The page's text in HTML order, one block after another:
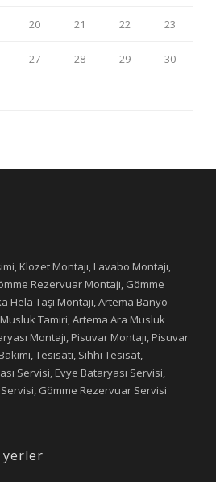
20 21 22 23
27 28 29 30
Klozet Montajı, Lavabo Montajı,
Rezervuar Montajı, Gömme
Hela Taşı Montajı, Artema Banyo
Tamiri, Artema Ara Musluk
Montajı, Pisuvar Montajı, Pisuvar
Tesisatı, Sıhhi Tesisat,
Servisi, Evye Bataryası Servisi,
Gömme Rezervuar Servisi
yerler